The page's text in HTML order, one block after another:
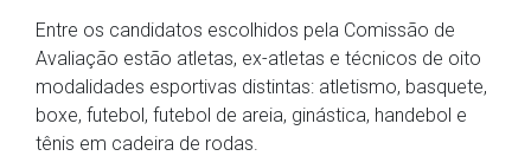
Entre os candidatos escolhidos pela Comissão de
Avaliação estão atletas, ex-atletas e técnicos de oito
modalidades esportivas distintas: atletismo, basquete,
boxe, futebol, futebol de areia, ginástica, handebol e
tênis em cadeira de rodas.